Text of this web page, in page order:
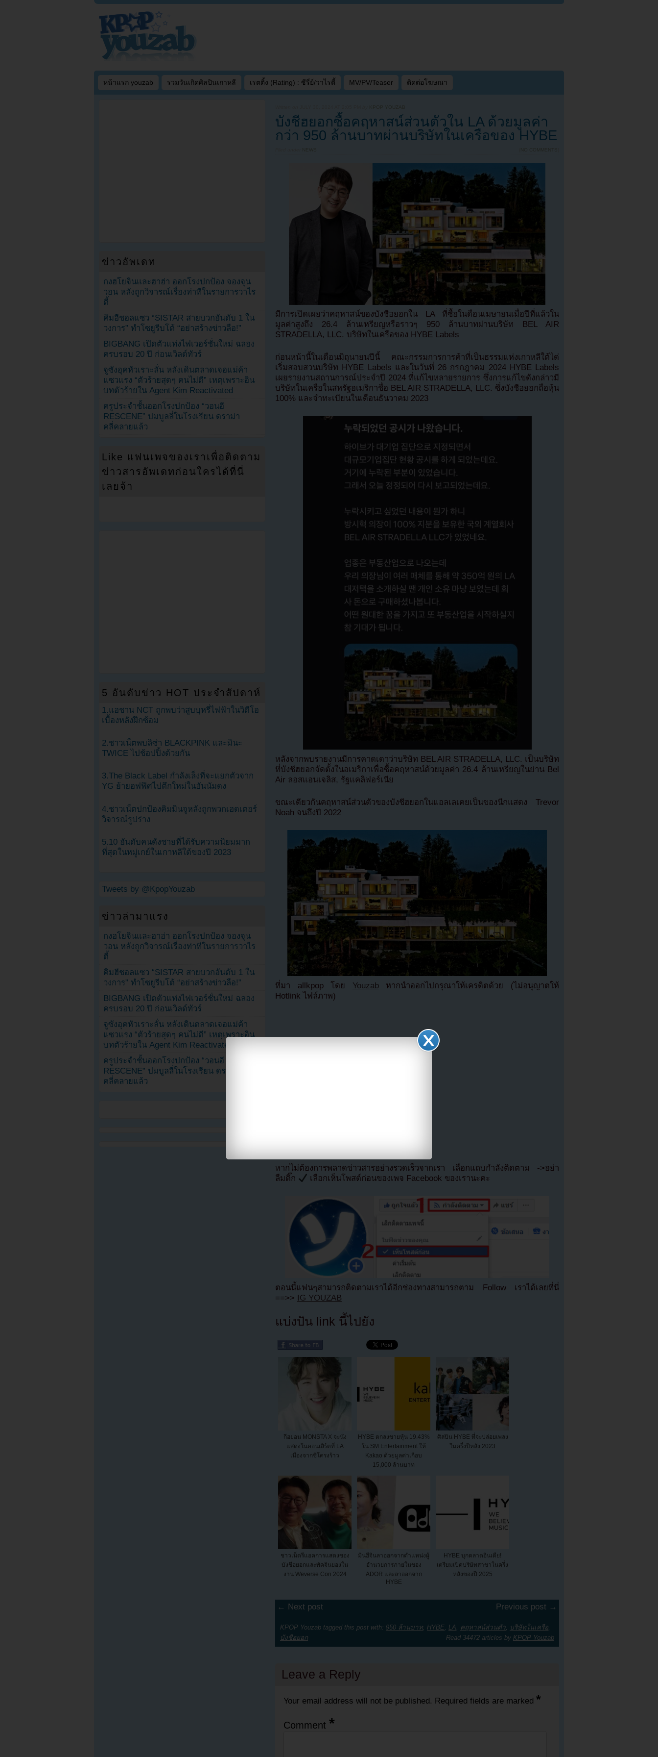
หน้าแรก youzab รวมวันเกิดศิลปินเกาหลี เรตติ้ง (Rating) : ซีรี่ย์/วาไรตี้ MV/PV/Teaser ติดต่อโฆษณา
KPOP YOUZAB
บังชีฮยอกซื้อคฤหาสน์ส่วนตัวใน LA ด้วยมูลค่า
กว่า 950 ล้านบาทผ่านบริษัทในเครือของ HYBE
NEWS NO COMMENTS
มีการเปิดเผยว่าคฤหาสน์ของบังชีฮยอกใน LA ที่ซื้อในดือนเมษายนเมื่อปีที่แล้วใน
มูลค่าสูงถึง 26.4 ล้านเหรียญหรือราวๆ 950 ล้านบาทผ่านบริษัท BEL AIR
STRADELLA, LLC. บริษัทในเครือของ HYBE Labels
ก่อนหน้านี้ในเดือนมิถุนายนปีนี้ คณะกรรมการการค้าที่เป็นธรรมแห่งเกาหลีใต้ได่
เริ่มสอบสวนบริษัท HYBE Labels และในวันที่ 26 กรกฎาคม 2024 HYBE Labels
เผยรายงานสถานการณ์ประจำปี 2024 ที่แก้ไขหลายรายการ ซึ่งการแก้ไขดังกล่าวมี
บริษัทในเครือในสหรัฐอเมริกาชื่อ BEL AIR STRADELLA, LLC. ซึ่งบังชีฮยอกถือหุ้น
100% และจำทะเบียนในเดือนธันวาคม 2023
หลังจากพบรายงานมีการคาดเดาว่าบริษัท BEL AIR STRADELLA, LLC. เป็นบริษัท
ที่บังชีฮยอกจัดตั้งในอเมริกาเพื่อซื้อคฤหาสน์ด้วยมูลค่า 26.4 ล้านเหรียญในย่าน Bel
Air ลอสแอนเจลิส, รัฐแคลิฟอร์เนีย
ขณะเดียวกันคฤหาสน์ส่วนตัวของบังชีฮยอกในแอลเลเคยเป็นของนีกแสดง Trevor
Noah จนถึงปี 2022
ที่มา allkpop โดย Youzabหากนำออกไปกรุณาให้เครดิตด้วย (ไม่อนุญาตให้
Hotlink ไฟล์ภาพ)
หากไม่ต้องการพลาดข่าวสารอย่างรวดเร็วจากเรา เลือกแถบกำลังติดตาม ->อย่า
ลืมติ๊ก
เลือกเห็นโพสต์ก่อนของเพจ Facebook ของเรานะคะ
ตอนนี้แฟนๆสามารถติดตามเราได้อีกช่องทางสามารถตาม Follow เราได้เลยที่นี่
==>> IG YOUZAB
แบ่งปัน link นี้ไปยัง
กีฮยอน MONSTA X จะนั่ง
แสดงในคอนเสิร์ตที่ LA
เนื่องจากซี่โครงร้าว
HYBE ตกลงขายหุ้น 19.43%
ใน SM Entertainment ให้
Kakao ด้วยมูลค่าเกือบ
15,000 ล้านบาท
ศิลปิน HYBE ที่จะปล่อยเพลง
ในครึ่งปีหลัง 2023
ชาวเน็ตรีแอคการแสดงของ
บังชีฮยอกและพัคจินยองใน
งาน Weverse Con 2024
มินฮีจินลาออกจากตำแหน่งผู้
อำนวยการภายในของ
ADOR และลาออกจาก
HYBE
HYBE บุกตลาดอินเดีย!
เตรียมเปิดบริษัทสาขาในครึ่ง
หลังของปี 2025
← Next post Previous post →
KPOP Youzab tagged this post with: 950 ล้านบาท, HYBE, LA, คฤหาสน์ส่วนตัว, บริษัทในเครือ,
บังชีฮยอก
Read 34472 articles by KPOP Youzab
Leave a Reply
Your email address will not be published. Required fields are marked *
Comment *
ข่าวอัพเดท
กงฮโยจินและฮาฮ่า ออกโรงปกป้อง จองจุน
วอน หลังถูกวิจารณ์เรื่องท่าทีในรายการวาไร
ตี้
คิมฮีชอลแซว “SISTAR สายบวกอันดับ 1 ใน
วงการ” ทำโซยูรีบโต้ “อย่าสร้างข่าวลือ!”
BIGBANG เปิดตัวแท่งไฟเวอร์ชั่นใหม่ ฉลอง
ครบรอบ 20 ปี ก่อนเวิลด์ทัวร์
จูซังอุคหัวเราะลั่น หลังเดินตลาดเจอแม่ค้า
แซวแรง “ตัวร้ายสุดๆ คนไม่ดี” เหตุเพราะอิน
บทตัวร้ายใน Agent Kim Reactivated
ครูประจำชั้นออกโรงปกป้อง “วอนอี
RESCENE” ปมบูลลี่ในโรงเรียน ดราม่า
คลี่คลายแล้ว
Like แฟนเพจของเราเพื่อติดตาม
ข่าวสารอัพเดทก่อนใครได้ที่นี่
เลยจ้า
5 อันดับข่าว HOT ประจำสัปดาห์
1.แฮชาน NCT ถูกพบว่าสูบบุหรี่ไฟฟ้าในวิดีโอ
เบื้องหลังฝึกซ้อม
2.ชาวเน็ตพบลิซ่า BLACKPINK และมินะ
TWICE ไปช้อปปิ้งด้วยกัน
3.The Black Label กำลังเล็งที่จะแยกตัวจาก
YG ย้ายอฟฟิศไปตึกใหม่ในฮันนัมดง
4.ชาวเน็ตปกป้องคิมมินจูหลังถูกพวกเฮดเตอร์
วิจารณ์รูปร่าง
5.10 อันดับคนดังชายที่ได้รับความนิยมมาก
ที่สุดในหมู่เกย์ในเกาหลีใต้ของปี 2023
Tweets by @KpopYouzab
ข่าวล่ามาแรง
กงฮโยจินและฮาฮ่า ออกโรงปกป้อง จองจุน
วอน หลังถูกวิจารณ์เรื่องท่าทีในรายการวาไร
ตี้
คิมฮีชอลแซว “SISTAR สายบวกอันดับ 1 ใน
วงการ” ทำโซยูรีบโต้ “อย่าสร้างข่าวลือ!”
BIGBANG เปิดตัวแท่งไฟเวอร์ชั่นใหม่ ฉลอง
ครบรอบ 20 ปี ก่อนเวิลด์ทัวร์
จูซังอุคหัวเราะลั่น หลังเดินตลาดเจอแม่ค้า
แซวแรง “ตัวร้ายสุดๆ คนไม่ดี” เหตุเพราะอิน
บทตัวร้ายใน Agent Kim Reactivated
ครูประจำชั้นออกโรงปกป้อง “วอนอี
RESCENE” ปมบูลลี่ในโรงเรียน ดราม่า
คลี่คลายแล้ว